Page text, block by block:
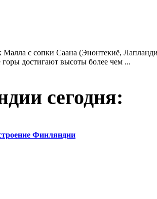
Малла с сопки Саана (Энонтекиё,
горы достигают высоты более чем ...
сегодня:
Финляндии